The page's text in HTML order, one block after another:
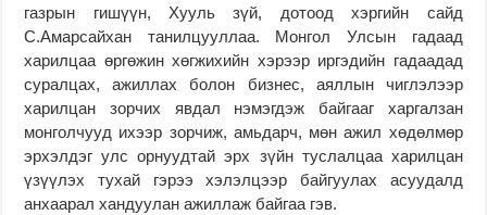
газрын гишүүн, Хууль зүй, дотоод хэргийн сайд
С.Амарсайхан танилцууллаа. Монгол Улсын гадаад
харилцаа өргөжин хөгжихийн хэрээр иргэдийн гадаадад
суралцах, ажиллах болон бизнес, аяллын чиглэлээр
харилцан зорчих явдал нэмэгдэж байгааг харгалзан
монголчууд ихээр зорчиж, амьдарч, мөн ажил хөдөлмөр
эрхэлдэг улс орнуудтай эрх зүйн туслалцаа харилцан
үзүүлэх тухай гэрээ хэлэлцээр байгуулах асуудалд
анхаарал хандуулан ажиллаж байгаа гэв.